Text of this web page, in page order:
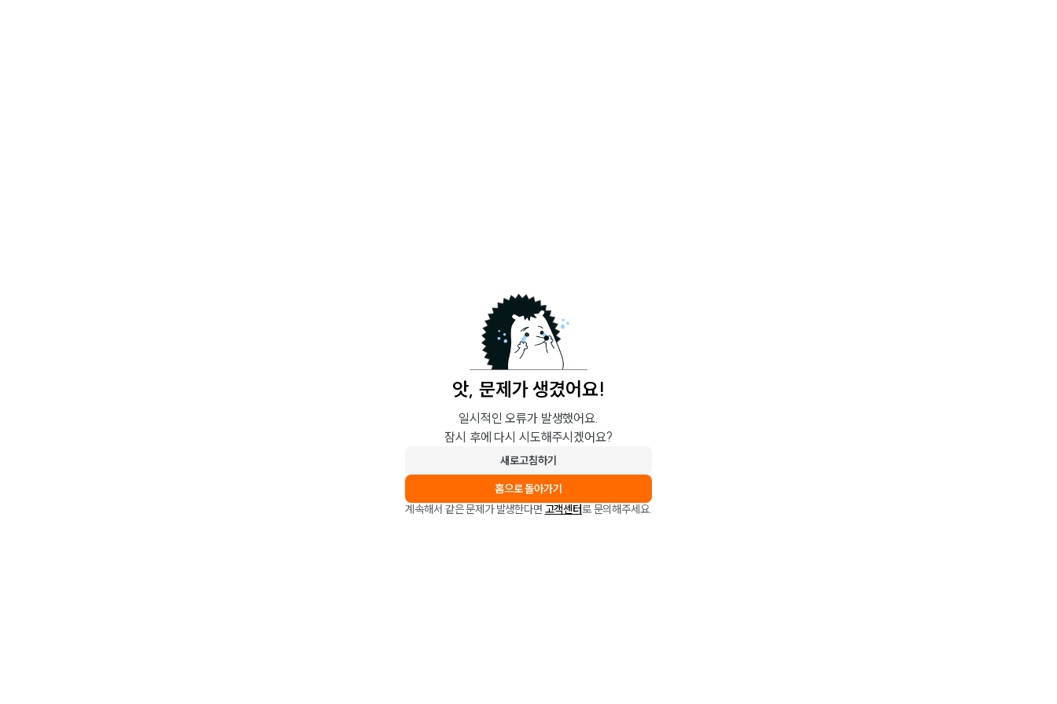
앗, 문제가 생겼어요!
일시적인 오류가 발생했어요.
잠시 후에 다시 시도해주시겠어요?
새로고침하기
홈으로 돌아가기
계속해서 같은 문제가 발생한다면 고객센터로 문의해주세요.